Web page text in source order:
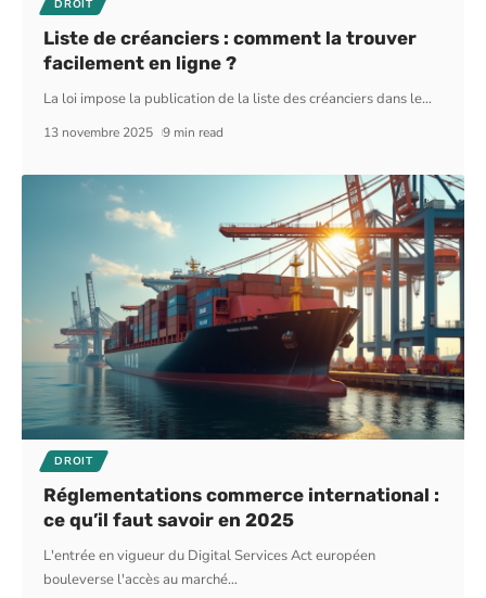
DROIT
Liste de créanciers : comment la trouver
facilement en ligne ?
La loi impose la publication de la liste des créanciers dans le…
13 novembre 2025 9 min read
DROIT
Réglementations commerce international :
ce qu’il faut savoir en 2025
L'entrée en vigueur du Digital Services Act européen
bouleverse l'accès au marché…